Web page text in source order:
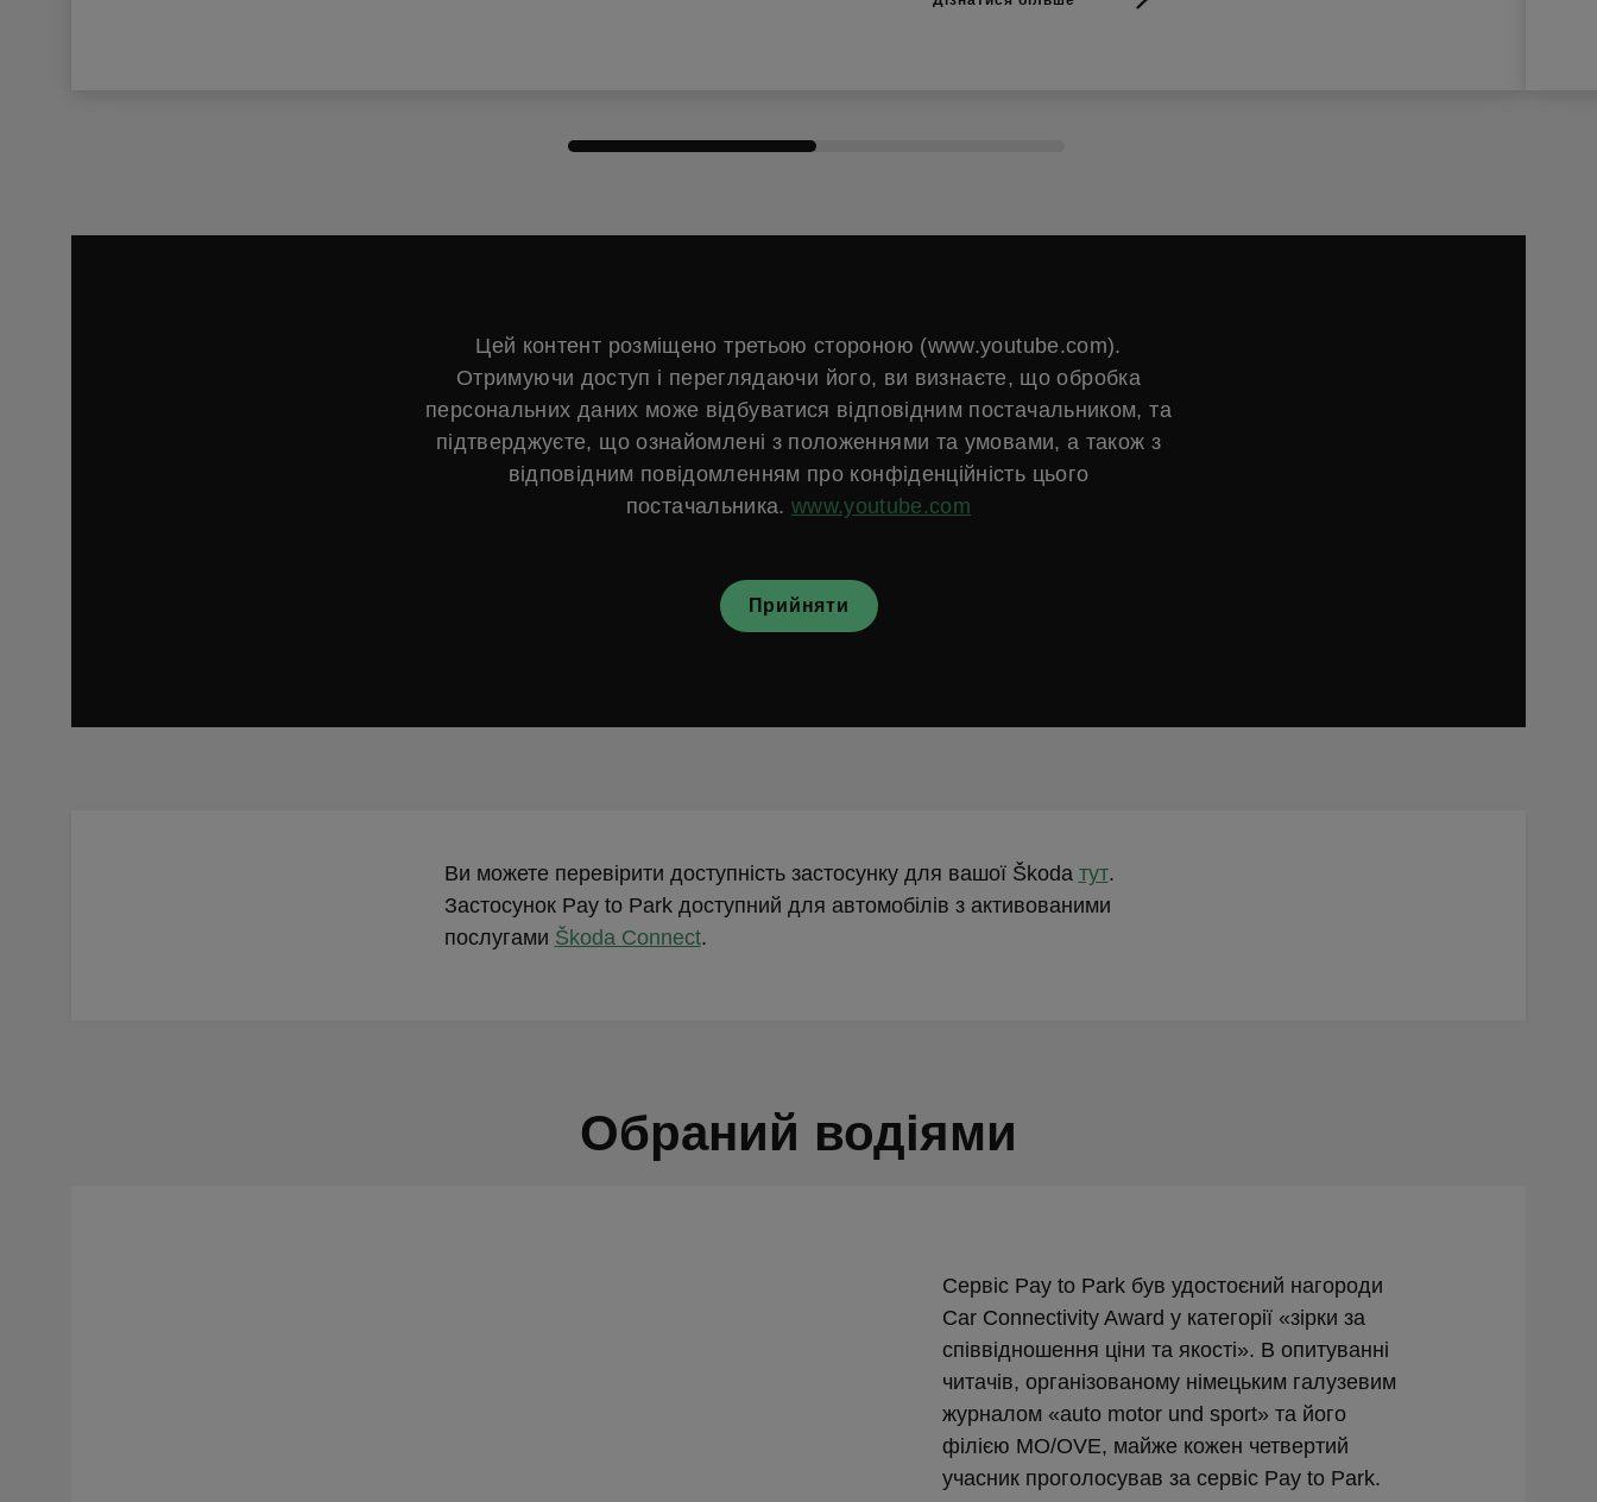
Цей контент розміщено третьою стороною (www.youtube.com).
Отримуючи доступ і переглядаючи його, ви визнаєте, що обробка
персональних даних може відбуватися відповідним постачальником, та
підтверджуєте, що ознайомлені з положеннями та умовами, а також з
відповідним повідомленням про конфіденційність цього
постачальника. www.youtube.com
Прийняти
Ви можете перевірити доступність застосунку для вашої Škoda тут.
Застосунок Pay to Park доступний для автомобілів з активованими
послугами Škoda Connect.
Обраний водіями
Сервіс Pay to Park був удостоєний нагороди
Car Connectivity Award у категорії «зірки за
співвідношення ціни та якості». В опитуванні
читачів, організованому німецьким галузевим
журналом «auto motor und sport» та його
філією MO/OVE, майже кожен четвертий
учасник проголосував за сервіс Pay to Park.